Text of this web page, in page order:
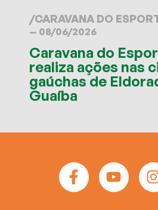
/CARAVANA DO
— 08/06/2026
Caravana do
realiza ações nas
gaúchas de
Guaíba